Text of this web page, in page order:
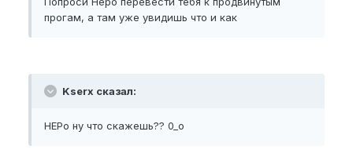
прогам, а там уже увидишь что и как
Kserx сказал:
НЕРо ну что скажешь?? 0_o